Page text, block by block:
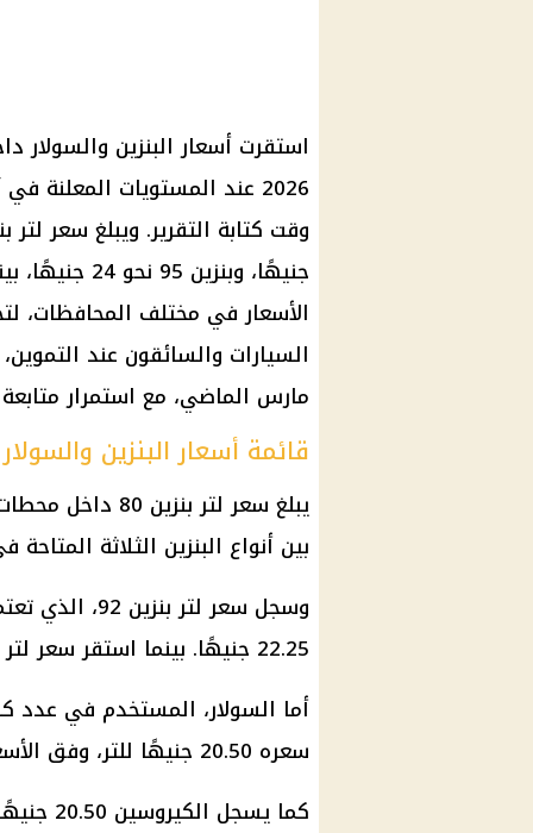
2026 عند المستويات
الأسعار في مختلف المحافظات،
السيارات والسائقون عند
مارس الماضي، مع استمرار
قائمة أسعار البنزين
بين أنواع البنزين الثلاثة
وسجل سعر لتر
22.25 جنيهًا. بينما استقر سعر لتر بنزين 95 عند 24 جنيهًا.
أما السولار، المستخدم في عدد
سعره 20.50 جنيهًا للتر، وفق الأسعار الرسمية المطبقة حاليًا.